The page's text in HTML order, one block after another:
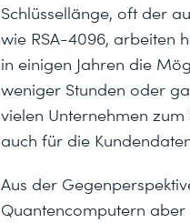
Schlüssellänge, oft der
wie RSA-4096, arbeiten
in einigen Jahren die
weniger Stunden oder
vielen Unternehmen
auch für die
Aus der
Quantencomputern